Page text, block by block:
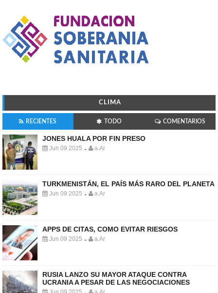
CLIMA
RECIENTES TODO COMENTARIOS
JONES HUALA POR FIN PRESO
Jun 09 2025 - a.Ar
TURKMENISTÁN, EL PAÍS MÁS RARO DEL PLANETA
Jun 09 2025 - a.Ar
APPS DE CITAS, COMO EVITAR RIESGOS
Jun 09 2025 - a.Ar
RUSIA LANZO SU MAYOR ATAQUE CONTRA
UCRANIA A PESAR DE LAS NEGOCIACIONES